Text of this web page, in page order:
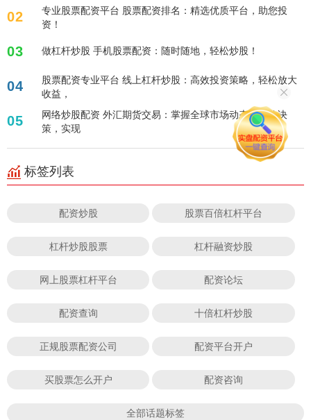
02
专业股票配资平台 股票配资排名：精选优质平台，助您投
资！
03 做杠杆炒股 手机股票配资：随时随地，轻松炒股！
04
股票配资专业平台 线上杠杆炒股：高效投资策略，轻松放大
收益，
05
网络炒股配资 外汇期货交易：掌握全球市场动态，高效决
策，实现
标签列表
配资炒股 股票百倍杠杆平台
杠杆炒股股票 杠杆融资炒股
网上股票杠杆平台 配资论坛
配资查询 十倍杠杆炒股
正规股票配资公司 配资平台开户
买股票怎么开户 配资咨询
全部话题标签